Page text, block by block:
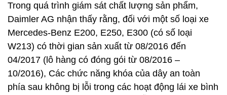
Trong quá trình giám sát chất lượng sản phẩm,
Daimler AG nhận thấy rằng, đối với một số loại xe
Mercedes-Benz E200, E250, E300 (có số loại
W213) có thời gian sản xuất từ 08/2016 đến
04/2017 (lô hàng có đóng gói từ 08/2016 –
10/2016), Các chức năng khóa của dây an toàn
phía sau không bị lỗi trong các hoạt động lái xe bình